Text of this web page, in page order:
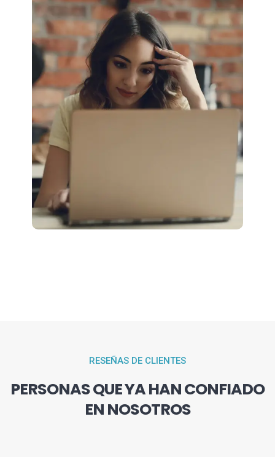
RESEÑAS DE CLIENTES
PERSONAS QUE YA HAN CONFIADO
EN NOSOTROS